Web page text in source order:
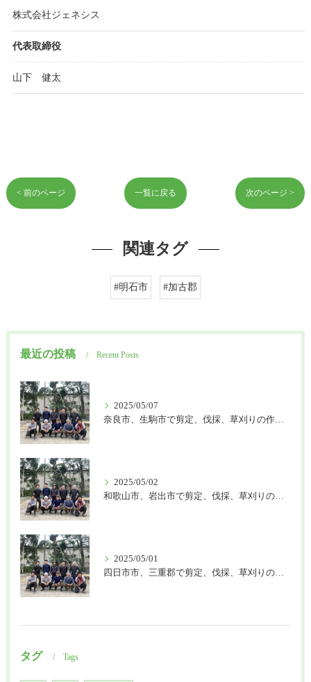
株式会社ジェネシス
代表取締役
山下 健太
< 前のページ 一覧に戻る 次のページ >
関連タグ
#明石市 #加古郡
最近の投稿 Recent Posts
2025/05/07
奈良市、生駒市で剪定、伐採、草刈りの作業を頼むなら はなまる造園
2025/05/02
和歌山市、岩出市で剪定、伐採、草刈りの作業を頼むなら はなまる造園
2025/05/01
四日市市、三重郡で剪定、伐採、草刈りの作業を頼むなら はなまる造園
タグ Tags